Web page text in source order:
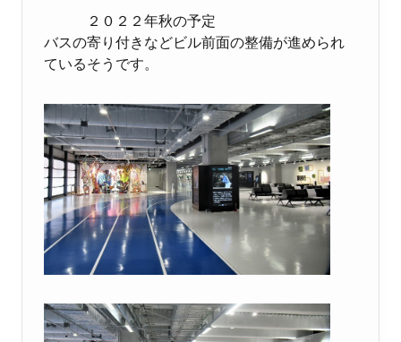
２０２２年秋の予定
バスの寄り付きなどビル前面の整備が進められ
ているそうです。